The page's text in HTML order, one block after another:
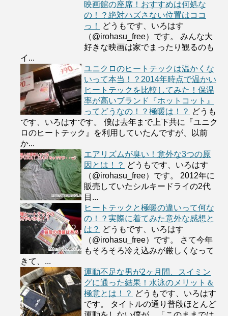
映画館の座席！おすすめは何処な
の！？絶対ハズさない位置はココ
っ！
どうもです、いろはす
（@irohasu_free）です。 みんな大
好きな映画は家でまったり観るのも
イ...
ユニクロのヒートテックは温かくな
いって本当！？2014年時点で温かい
ヒートテックを比較してみた！保温
率が高いブランド『ホットコット』
ってどうなの！？極暖は！？ どうも
です、いろはすです。 僕は去年まで上下共に『ユニク
ロのヒートテック』を利用していたんですが、以前
か...
エアリズムが臭い！意外な3つの原
因とは！？ どうもです、いろはす
（@irohasu_free）です。 2012年に
販売していたシルキードライの2代
目...
ヒートテックと極暖の違いって何な
の！？実際に着てみた意外な感想と
は？ どうもです、いろはす
（@irohasu_free）です。 さて今年
もそろそろ冷え込みが厳しくなって
きて、...
運動不足な男が2ヶ月間、スイミン
グに通った結果！水泳のメリット＆
極意とは！？ どうもです、いろはす
です。 タイトルの通り普段ほとんど